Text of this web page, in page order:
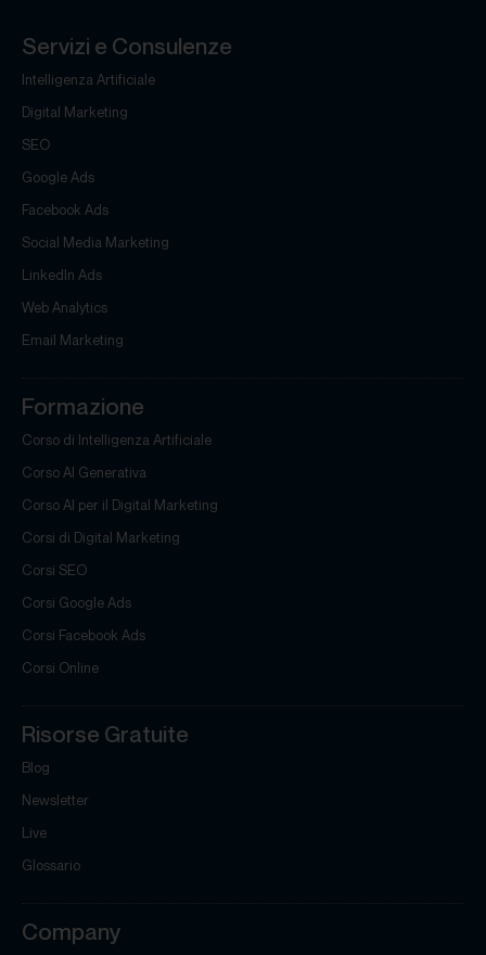
Servizi e Consulenze
Intelligenza Artificiale
Digital Marketing
SEO
Google Ads
Facebook Ads
Social Media Marketing
LinkedIn Ads
Web Analytics
Email Marketing
Formazione
Corso di Intelligenza Artificiale
Corso AI Generativa
Corso AI per il Digital Marketing
Corsi di Digital Marketing
Corsi SEO
Corsi Google Ads
Corsi Facebook Ads
Corsi Online
Risorse Gratuite
Blog
Newsletter
Live
Glossario
Company